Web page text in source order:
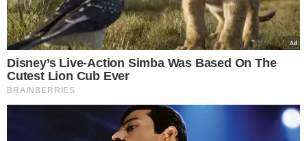
situação processual definida, cumpriu mais de 1/2 do
total de sua reprimenda, encontra-se usufruindo das
saídas temporárias, retornando normalmente ao
presídio, teve o Relatório Conjunto e Avaliação com
parecer favorável e não registra faltas disciplinares
durante o cumprimento da reprimenda, preenchendo
para a obtenção do benefício", disse em trecho da